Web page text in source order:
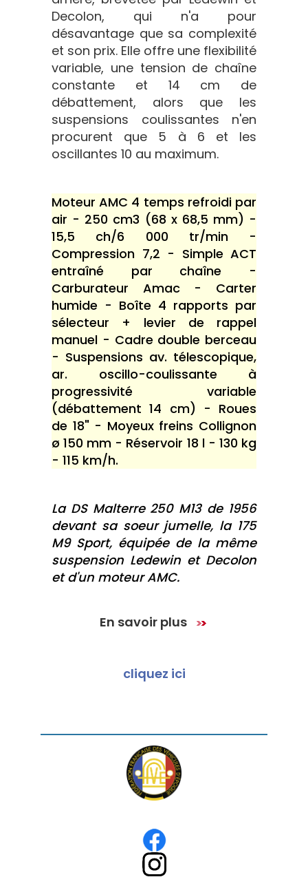
Decolon, qui n'a pour
désavantage que sa complexité
et son prix. Elle offre une flexibilité
variable, une tension de chaîne
constante et 14 cm de
débattement, alors que les
suspensions coulissantes n'en
procurent que 5 à 6 et les
oscillantes 10 au maximum.
Moteur AMC 4 temps refroidi par
air - 250 cm3 (68 x 68,5 mm) -
15,5 ch/6 000 tr/min -
Compression 7,2 - Simple ACT
entraîné par chaîne -
Carburateur Amac - Carter
humide - Boîte 4 rapports par
sélecteur + levier de rappel
manuel - Cadre double berceau
- Suspensions av. télescopique,
ar. oscillo-coulissante à
progressivité variable
(débattement 14 cm) - Roues
de 18" - Moyeux freins Collignon
ø 150 mm - Réservoir 18 l - 130 kg
- 115 km/h.
La DS Malterre 250 M13 de 1956
devant sa soeur jumelle, la 175
M9 Sport, équipée de la même
suspension Ledewin et Decolon
et d'un moteur AMC.
En savoir plus
cliquez ici